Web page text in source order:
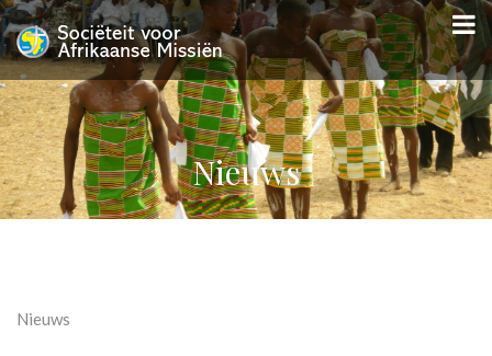
Nieuws
Nieuws